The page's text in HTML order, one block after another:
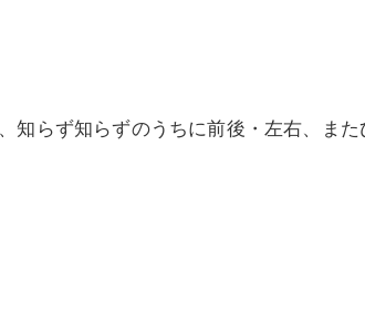
知らず知らずのうちに前後・左右、ま